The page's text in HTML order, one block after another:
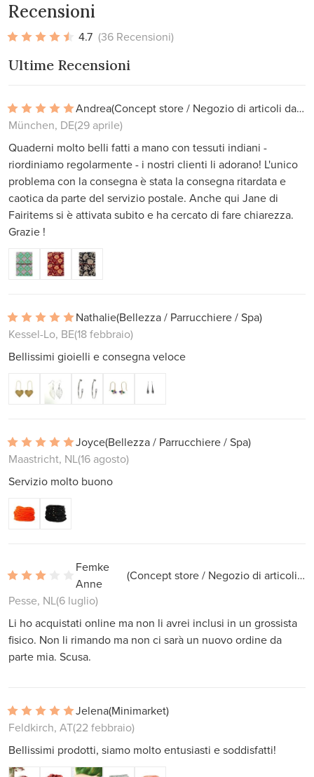
Recensioni
4.7 (36 Recensioni)
Ultime Recensioni
Andrea
(Concept store / Negozio di articoli da regalo)
München, DE(29 aprile)
Quaderni molto belli fatti a mano con tessuti indiani -
riordiniamo regolarmente - i nostri clienti li adorano! L'unico
problema con la consegna è stata la consegna ritardata e
caotica da parte del servizio postale. Anche qui Jane di
Fairitems si è attivata subito e ha cercato di fare chiarezza.
Grazie !
Nathalie(Bellezza / Parrucchiere / Spa)
Kessel-Lo, BE(18 febbraio)
Bellissimi gioielli e consegna veloce
Joyce(Bellezza / Parrucchiere / Spa)
Maastricht, NL(16 agosto)
Servizio molto buono
Femke
Anne
(Concept store / Negozio di articoli da regalo)
Pesse, NL(6 luglio)
Li ho acquistati online ma non li avrei inclusi in un grossista
fisico. Non li rimando ma non ci sarà un nuovo ordine da
parte mia. Scusa.
Jelena(Minimarket)
Feldkirch, AT(22 febbraio)
Bellissimi prodotti, siamo molto entusiasti e soddisfatti!